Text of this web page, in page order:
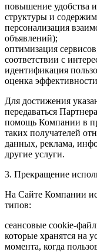
повышение удобства
структуры и
персонализация
объявлений);
оптимизация
соответствии с
идентификация
оценка
Для достижения
передаваться
помощь Компании в
таких получателей
данных, реклама,
другие услуги.
3. Прекращение
На Сайте Компании
типов:
сеансовые cookie-
которые хранятся на
момента, когда